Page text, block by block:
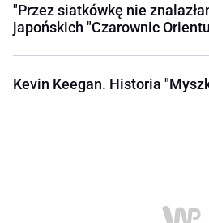
"Przez siatkówkę nie
japońskich "Czarownic
Kevin Keegan. Historia